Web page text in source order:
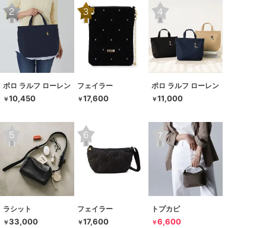
ポロ ラルフ ローレン
￥10,450
フェイラー
￥17,600
ポロ ラルフ ローレン
￥11,000
ラシット
￥33,000
フェイラー
￥17,600
トプカピ
￥6,600